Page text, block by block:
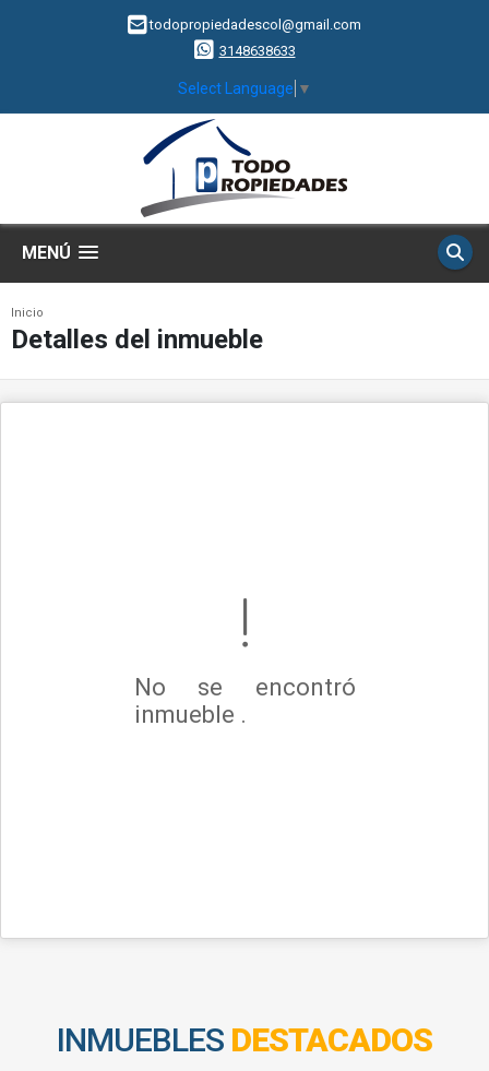
todopropiedadescol@gmail.com
3148638633
Select Language ▼
MENÚ
Inicio
Detalles del inmueble
No se encontró
inmueble .
INMUEBLES DESTACADOS